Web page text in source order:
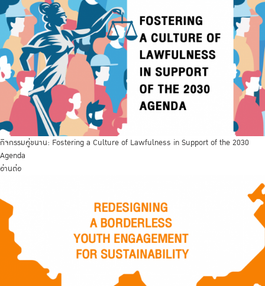
กิจกรรมคู่ขนาน: Fostering a Culture of Lawfulness in Support of the 2030
Agenda
อ่านต่อ